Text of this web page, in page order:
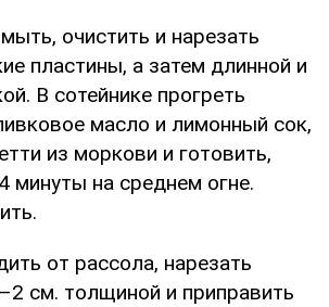
очистить и нарезать
пластины, а затем длинной и
В сотейнике прогреть
масло и лимонный сок,
из моркови и готовить,
минуты на среднем огне.
от рассола, нарезать
см. толщиной и приправить